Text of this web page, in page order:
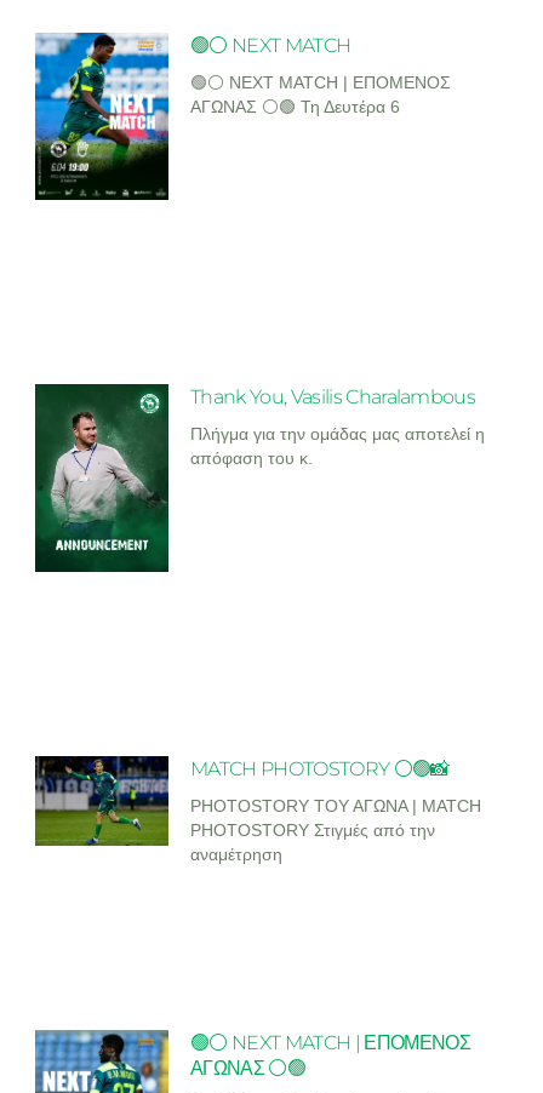
🟢⚪ NEXT MATCH
🟢⚪ NEXT MATCH | ΕΠΟΜΕΝΟΣ
ΑΓΩΝΑΣ ⚪🟢 Τη Δευτέρα 6
Thank You, Vasilis Charalambous
Πλήγμα για την ομάδας μας αποτελεί η
απόφαση του κ.
MATCH PHOTOSTORY ⚪🟢📸
PHOTOSTORY ΤΟΥ ΑΓΩΝΑ | MATCH
PHOTOSTORY Στιγμές από την
αναμέτρηση
🟢⚪ NEXT MATCH | ΕΠΟΜΕΝΟΣ
ΑΓΩΝΑΣ ⚪🟢